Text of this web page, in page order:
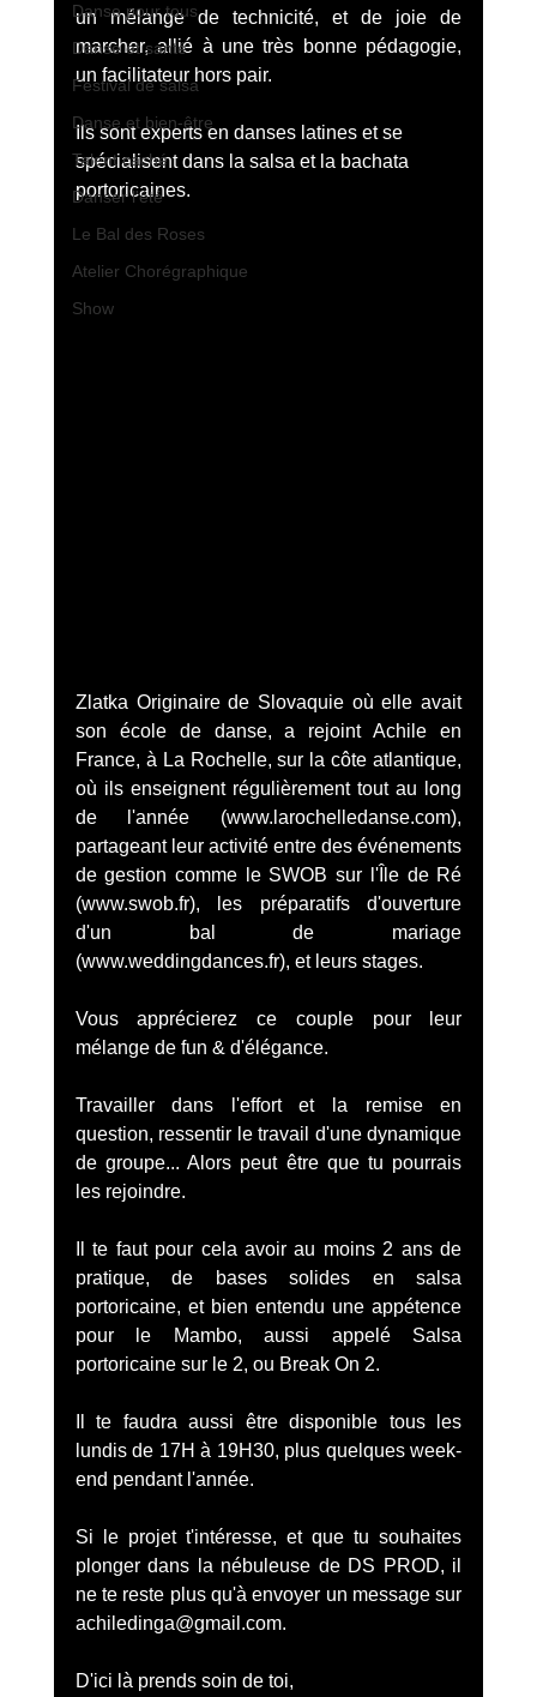
Danse pour tous
Danse et santé
Festival de salsa
Danse et bien-être
Talent caché
Danser l'été
Le Bal des Roses
Atelier Chorégraphique
Show
un mélange de technicité, et de joie de
marcher, allié à une très bonne pédagogie,
un facilitateur hors pair.
Ils sont experts en danses latines et se
spécialisent dans la salsa et la bachata
portoricaines.
Zlatka Originaire de Slovaquie où elle avait
son école de danse, a rejoint Achile en
France, à La Rochelle, sur la côte atlantique,
où ils enseignent régulièrement tout au long
de l'année (www.larochelledanse.com),
partageant leur activité entre des événements
de gestion comme le SWOB sur l'Île de Ré
(www.swob.fr), les préparatifs d'ouverture
d'un bal de mariage
(www.weddingdances.fr), et leurs stages.
Vous apprécierez ce couple pour leur
mélange de fun & d'élégance.
Travailler dans l'effort et la remise en
question, ressentir le travail d'une dynamique
de groupe... Alors peut être que tu pourrais
les rejoindre.
Il te faut pour cela avoir au moins 2 ans de
pratique, de bases solides en salsa
portoricaine, et bien entendu une appétence
pour le Mambo, aussi appelé Salsa
portoricaine sur le 2, ou Break On 2.
Il te faudra aussi être disponible tous les
lundis de 17H à 19H30, plus quelques week-
end pendant l'année.
Si le projet t'intéresse, et que tu souhaites
plonger dans la nébuleuse de DS PROD, il
ne te reste plus qu'à envoyer un message sur
achiledinga@gmail.com.
D'ici là prends soin de toi,